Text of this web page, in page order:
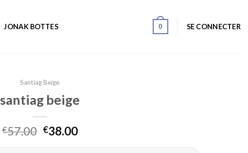
JONAK BOTTES 0 SE CONNECTER
Santiag Beige
santiag beige
€57.00 €38.00